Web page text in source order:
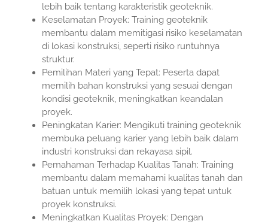
lebih baik tentang karakteristik geoteknik.
Keselamatan Proyek: Training geoteknik
membantu dalam memitigasi risiko keselamatan
di lokasi konstruksi, seperti risiko runtuhnya
struktur.
Pemilihan Materi yang Tepat: Peserta dapat
memilih bahan konstruksi yang sesuai dengan
kondisi geoteknik, meningkatkan keandalan
proyek.
Peningkatan Karier: Mengikuti training geoteknik
membuka peluang karier yang lebih baik dalam
industri konstruksi dan rekayasa sipil.
Pemahaman Terhadap Kualitas Tanah: Training
membantu dalam memahami kualitas tanah dan
batuan untuk memilih lokasi yang tepat untuk
proyek konstruksi.
Meningkatkan Kualitas Proyek: Dengan